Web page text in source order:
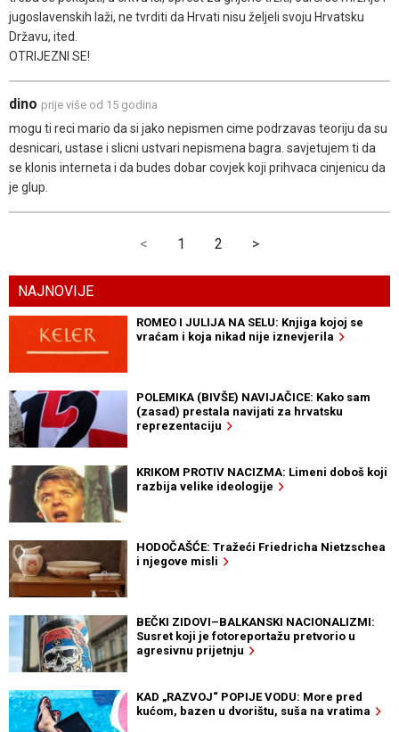
jugoslavenskih laži, ne tvrditi da Hrvati nisu željeli svoju Hrvatsku
Državu, ited.
OTRIJEZNI SE!
dino prije više od 15 godina
mogu ti reci mario da si jako nepismen cime podrzavas teoriju da su
desnicari, ustase i slicni ustvari nepismena bagra. savjetujem ti da
se klonis interneta i da budes dobar covjek koji prihvaca cinjenicu da
je glup.
< 1 2 >
NAJNOVIJE
ROMEO I JULIJA NA SELU: Knjiga kojoj se
vraćam i koja nikad nije iznevjerila
POLEMIKA (BIVŠE) NAVIJAČICE: Kako sam
(zasad) prestala navijati za hrvatsku
reprezentaciju
KRIKOM PROTIV NACIZMA: Limeni doboš koji
razbija velike ideologije
HODOČAŠĆE: Tražeći Friedricha Nietzschea
i njegove misli
BEČKI ZIDOVI–BALKANSKI NACIONALIZMI:
Susret koji je fotoreportažu pretvorio u
agresivnu prijetnju
KAD „RAZVOJ“ POPIJE VODU: More pred
kućom, bazen u dvorištu, suša na vratima